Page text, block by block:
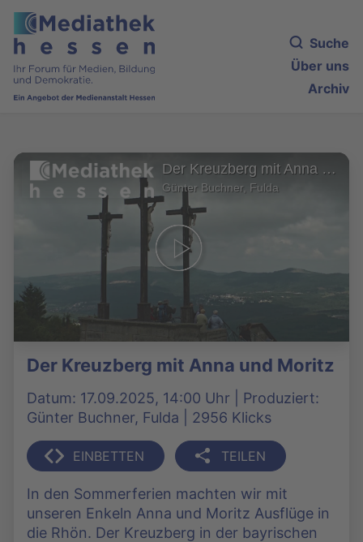
Suche
Über uns
Archiv
Der Kreuzberg mit Anna und Moritz
Günter Buchner, Fulda
Der Kreuzberg mit Anna und Moritz
Datum: 17.09.2025, 14:00 Uhr | Produziert:
Günter Buchner, Fulda | 2956 Klicks
EINBETTEN TEILEN
In den Sommerferien machten wir mit
unseren Enkeln Anna und Moritz Ausflüge in
die Rhön. Der Kreuzberg in der bayrischen